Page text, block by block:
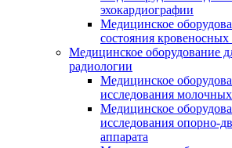
эхокардиографии
Медицинское
состояния кровеносных
Медицинское оборудование
радиологии
Медицинское
исследования
Медицинское
исследования опорно-
аппарата